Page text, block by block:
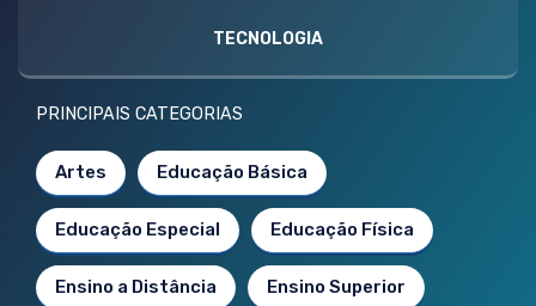
TECNOLOGIA
PRINCIPAIS CATEGORIAS
Artes Educação Básica
Educação Especial Educação Física
Ensino a Distância Ensino Superior